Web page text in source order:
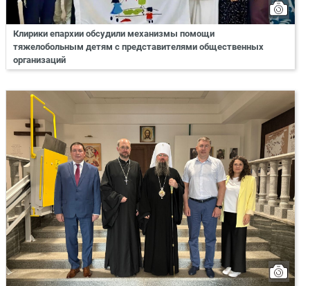
Клирики епархии обсудили механизмы помощи
тяжелобольным детям с представителями общественных
организаций